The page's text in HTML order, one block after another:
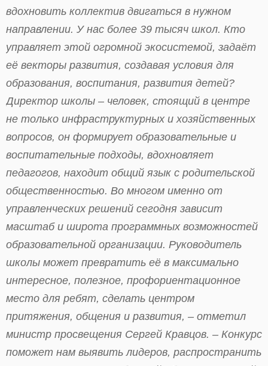
вдохновить коллектив двигаться в нужном
направлении. У нас более 39 тысяч школ. Кто
управляет этой огромной экосистемой, задаёт
её векторы развития, создавая условия для
образования, воспитания, развития детей?
Директор школы – человек, стоящий в центре
не только инфраструктурных и хозяйственных
вопросов, он формирует образовательные и
воспитательные подходы, вдохновляет
педагогов, находит общий язык с родительской
общественностью. Во многом именно от
управленческих решений сегодня зависит
масштаб и широта программных возможностей
образовательной организации. Руководитель
школы может превратить её в максимально
интересное, полезное, профориентационное
место для ребят, сделать центром
притяжения, общения и развития, – отметил
министр просвещения Сергей Кравцов. – Конкурс
поможет нам выявить лидеров, распространить